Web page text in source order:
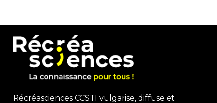
Récréasciences CCSTI vulgarise, diffuse et